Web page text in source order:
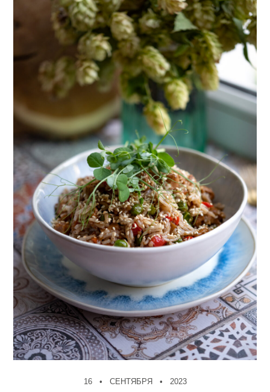
16 СЕНТЯБРЯ 2023